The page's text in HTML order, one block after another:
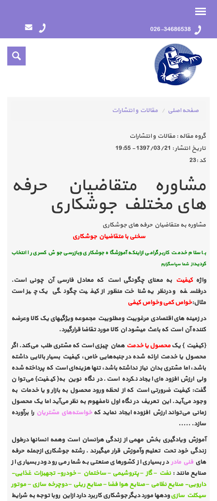
026-34686538
صفحه اصلی مقالات و انتشارات
گروه مقاله :مقالات و انتشارات
تاريخ انتشار : 1397/03/21 - 19:55
كد :23
مشاوره متقاضیان حرفه
های مختلف جوشکاری
مشاوره به متقاضیان حرفه های جوشکاری
سخنی با متقاضیان جوشکاری
با سلام خدمت کاربر گرامی ازاینکه آموزشگاه جوشکاری وبازرسی جوش کسری را انتخاب
کردیداز شما سپاسگزارم
واژهکیفیت به معنای چگونگی است که معادل فارسی آن چونی است.
درفلسفه و درنظریه شناخت منظوراز کیفیت چگونگی یک چیز است
مثال:خواص کمی وخواص کیفی
در زمینه های اقتصادی مرغوبیت ومطلوبیت مجموعه ویژگیهای یک کالا وعرضه
کننده آن است که باعث میشود ان کالا مورد تقاضا قرارگیرد.
{کیفیت } یکمحصول یا خدمت همان چیزی است که مشتری طلب می‌کند. اگر
محصول یا خدمت ارائه شده در جنبه‌هایی خاص، کیفیت بسیار بالایی داشته
باشد، اما مشتری بدان نیاز نداشته باشد، تنها هزینه‌ای است که پرداخته شده
ولی ارزش افزوده‌ای ایجاد نکرده است. در نگاه نوین به{ کیفیت} می‌توان
گفت: کیفیت ضرورتی است که از لحظه ورود محصول به بازار و یا خدمات به
وجود می‌آید. این تعریف در نگاه اول نامفهوم به نظر می‌آید اما یک محصول
زمانی می‌تواند ارزش افزوده ایجاد نماید کهخواسته‌های مشتریانرا برآورده
سازد. .....
آموزش ویادگیری بخش مهمی از زندگی هرانسان است وهمه انسانها درطول
زندگی خود تحت تعلیم وآموزش قرار میگیرند . رشته جوشکاری ازجمله حرفه
های فنی مادردر بسیاری از کشورهای صنعتی به شمار می رود ودر بسیاری از
صنایع مانند : نفت – گاز – پتروشیمی – ساختمان – خودرو- تجهیزات غذایی-
دارویی- صنایع نظامی – صنایع هوا فضا – صنایع ریلی – دوچرخه سازی – موتور
سیکلت سازیودهها مورد دیگر جوشکاری کاربرد دارد ازاین روبا توجه به شرایط